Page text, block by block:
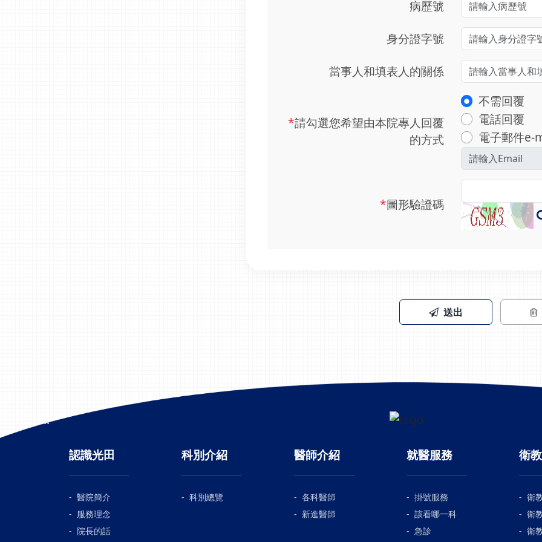
病歷號
身分證字號
當事人和填表人的關係
*請勾選您希望由本院專人回覆
的方式
不需回覆
電話回覆
電子郵件e-
*圖形驗證碼
送出
:::
認識光田
醫院簡介
服務理念
院長的話
科別介紹
科別總覽
醫師介紹
各科醫師
新進醫師
就醫服務
掛號服務
該看哪一科
急診
衛
衛
衛
衛